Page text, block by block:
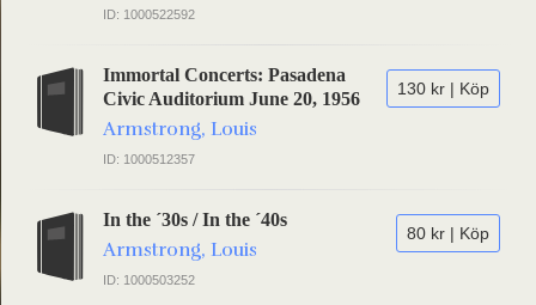
ID: 1000522592
130 kr | Köp
Immortal Concerts: Pasadena
Civic Auditorium June 20, 1956
Armstrong, Louis
ID: 1000512357
80 kr | Köp
In the ´30s / In the ´40s
Armstrong, Louis
ID: 1000503252